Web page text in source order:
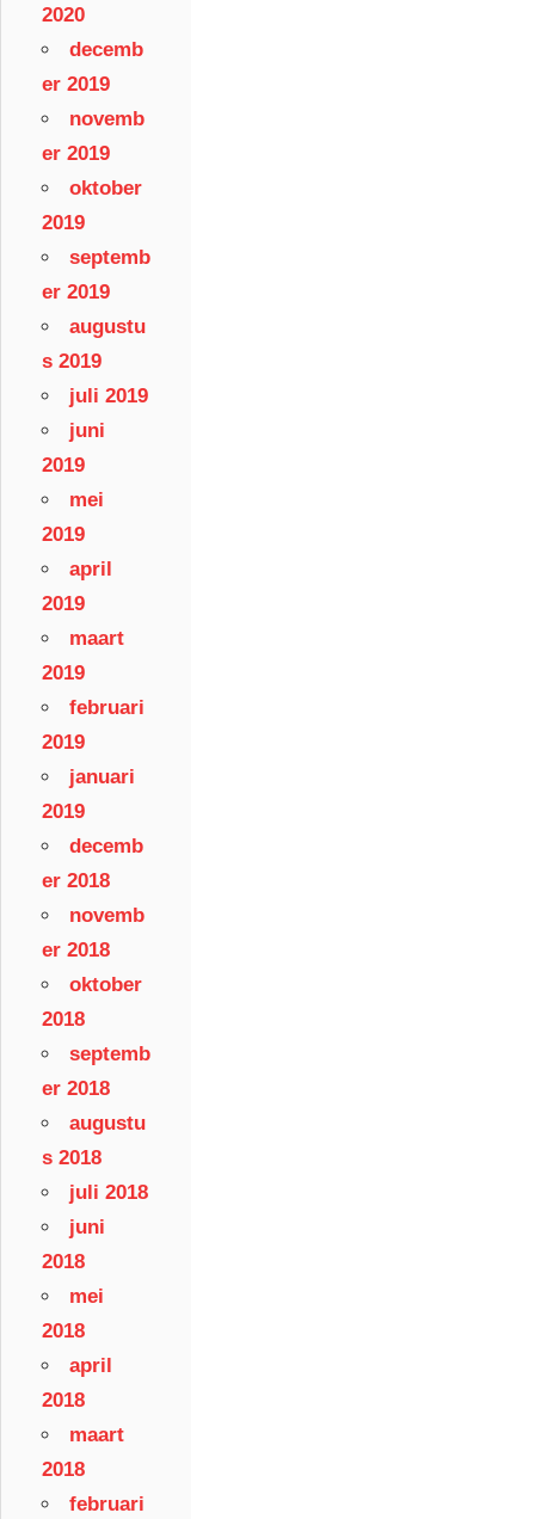
2020
decemb
er 2019
novemb
er 2019
oktober
2019
septemb
er 2019
augustu
s 2019
juli 2019
juni
2019
mei
2019
april
2019
maart
2019
februari
2019
januari
2019
decemb
er 2018
novemb
er 2018
oktober
2018
septemb
er 2018
augustu
s 2018
juli 2018
juni
2018
mei
2018
april
2018
maart
2018
februari